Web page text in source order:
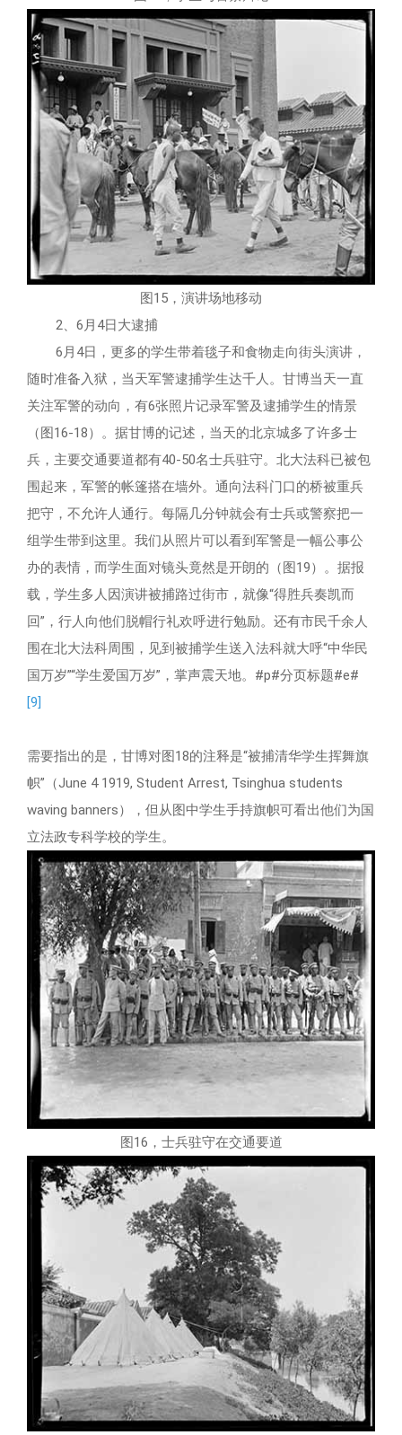
图15，演讲场地移动
2、6月4日大逮捕
6月4日，更多的学生带着毯子和食物走向街头演讲，
随时准备入狱，当天军警逮捕学生达千人。甘博当天一直
关注军警的动向，有6张照片记录军警及逮捕学生的情景
（图16-18）。据甘博的记述，当天的北京城多了许多士
兵，主要交通要道都有40-50名士兵驻守。北大法科已被包
围起来，军警的帐篷搭在墙外。通向法科门口的桥被重兵
把守，不允许人通行。每隔几分钟就会有士兵或警察把一
组学生带到这里。我们从照片可以看到军警是一幅公事公
办的表情，而学生面对镜头竟然是开朗的（图19）。据报
载，学生多人因演讲被捕路过街市，就像“得胜兵奏凯而
回”，行人向他们脱帽行礼欢呼进行勉励。还有市民千余人
围在北大法科周围，见到被捕学生送入法科就大呼“中华民
国万岁”“学生爱国万岁”，掌声震天地。#p#分页标题#e#
[9]
需要指出的是，甘博对图18的注释是“被捕清华学生挥舞旗
帜”（June 4 1919, Student Arrest, Tsinghua students
waving banners），但从图中学生手持旗帜可看出他们为国
立法政专科学校的学生。
图16，士兵驻守在交通要道